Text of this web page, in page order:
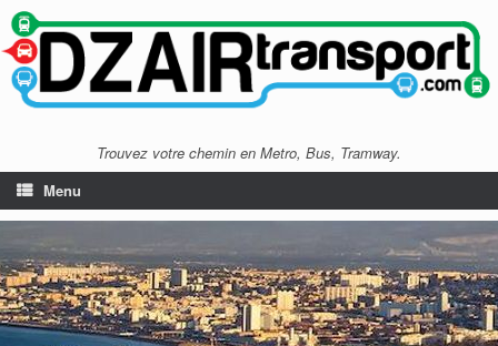
Trouvez votre chemin en Metro, Bus, Tramway.
Menu